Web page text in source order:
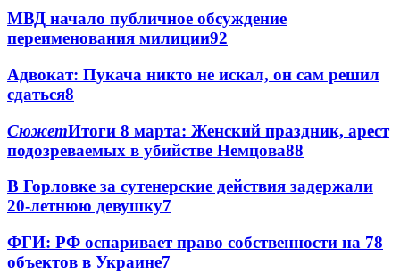
МВД начало публичное обсуждение
переименования милиции92
Адвокат: Пукача никто не искал, он сам решил
сдаться8
СюжетИтоги 8 марта: Женский праздник, арест
подозреваемых в убийстве Немцова88
В Горловке за сутенерские действия задержали
20-летнюю девушку7
ФГИ: РФ оспаривает право собственности на 78
объектов в Украине7